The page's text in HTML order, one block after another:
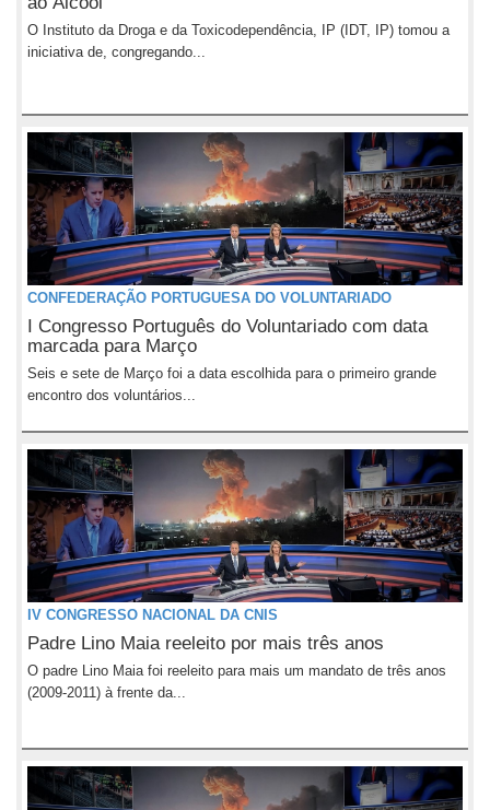
O Instituto da Droga e da Toxicodependência, IP (IDT, IP) tomou a
iniciativa de, congregando...
CONFEDERAÇÃO PORTUGUESA DO VOLUNTARIADO
I Congresso Português do Voluntariado com data
marcada para Março
Seis e sete de Março foi a data escolhida para o primeiro grande
encontro dos voluntários...
IV CONGRESSO NACIONAL DA CNIS
Padre Lino Maia reeleito por mais três anos
O padre Lino Maia foi reeleito para mais um mandato de três anos
(2009-2011) à frente da...